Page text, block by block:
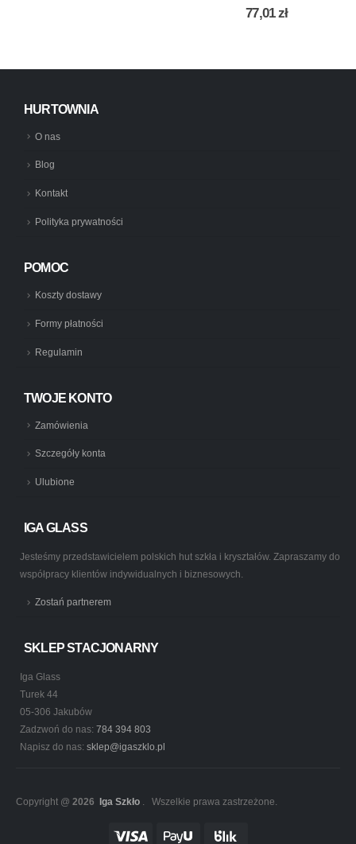
out of 5
77,01zł
HURTOWNIA
O nas
Blog
Kontakt
Polityka prywatności
POMOC
Koszty dostawy
Formy płatności
Regulamin
TWOJE KONTO
Zamówienia
Szczegóły konta
Ulubione
IGA GLASS
Jesteśmy przedstawicielem polskich hut szkła i kryształów. Zapraszamy do
współpracy klientów indywidualnych i biznesowych.
Zostań partnerem
SKLEP STACJONARNY
Iga Glass
Turek 44
05-306 Jakubów
Zadzwoń do nas: 784 394 803
Napisz do nas: sklep@igaszklo.pl
Copyright @ 2026 Iga Szkło . Wszelkie prawa zastrzeżone.